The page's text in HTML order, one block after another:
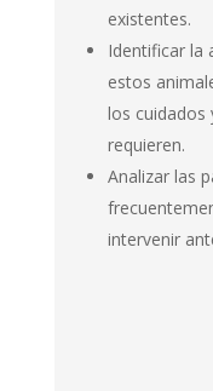
existentes.
Identificar la
estos
los cuidados
requieren.
Analizar las
intervenir